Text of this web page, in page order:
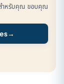
สำหรับคุณ ขอบคุณ
→